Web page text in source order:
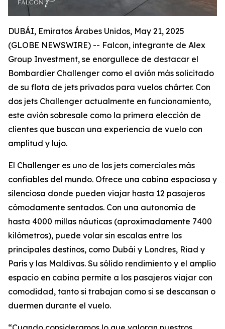
DUBÁI, Emiratos Árabes Unidos, May 21, 2025
(GLOBE NEWSWIRE) -- Falcon, integrante de Alex
Group Investment, se enorgullece de destacar el
Bombardier Challenger como el avión más solicitado
de su flota de jets privados para vuelos chárter. Con
dos jets Challenger actualmente en funcionamiento,
este avión sobresale como la primera elección de
clientes que buscan una experiencia de vuelo con
amplitud y lujo.
El Challenger es uno de los jets comerciales más
confiables del mundo. Ofrece una cabina espaciosa y
silenciosa donde pueden viajar hasta 12 pasajeros
cómodamente sentados. Con una autonomía de
hasta 4000 millas náuticas (aproximadamente 7400
kilómetros), puede volar sin escalas entre los
principales destinos, como Dubái y Londres, Riad y
París y las Maldivas. Su sólido rendimiento y el amplio
espacio en cabina permite a los pasajeros viajar con
comodidad, tanto si trabajan como si se descansan o
duermen durante el vuelo.